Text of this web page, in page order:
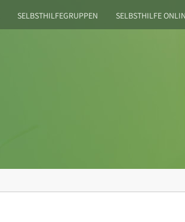
SELBSTHILFEGRUPPEN SELBSTHILFE